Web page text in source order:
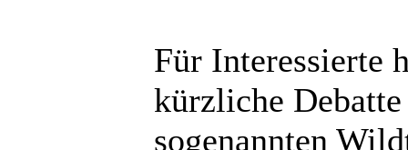
Für Interessierte
kürzliche
sogenannten